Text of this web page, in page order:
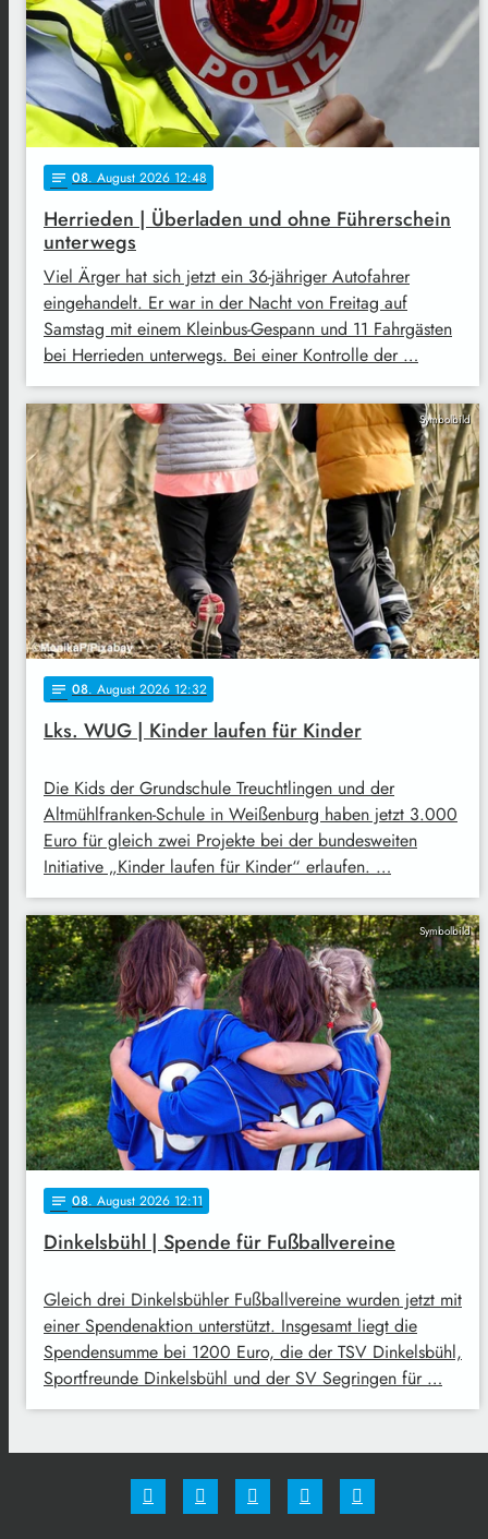
notes 08. August 2026 12:48
Herrieden | Überladen und ohne Führerschein
unterwegs
Viel Ärger hat sich jetzt ein 36-jähriger Autofahrer
eingehandelt. Er war in der Nacht von Freitag auf
Samstag mit einem Kleinbus-Gespann und 11 Fahrgästen
bei Herrieden unterwegs. Bei einer Kontrolle der …
Symbolbild
notes 08. August 2026 12:32
Lks. WUG | Kinder laufen für Kinder
Die Kids der Grundschule Treuchtlingen und der
Altmühlfranken-Schule in Weißenburg haben jetzt 3.000
Euro für gleich zwei Projekte bei der bundesweiten
Initiative „Kinder laufen für Kinder“ erlaufen. …
Symbolbild
notes 08. August 2026 12:11
Dinkelsbühl | Spende für Fußballvereine
Gleich drei Dinkelsbühler Fußballvereine wurden jetzt mit
einer Spendenaktion unterstützt. Insgesamt liegt die
Spendensumme bei 1200 Euro, die der TSV Dinkelsbühl,
Sportfreunde Dinkelsbühl und der SV Segringen für …